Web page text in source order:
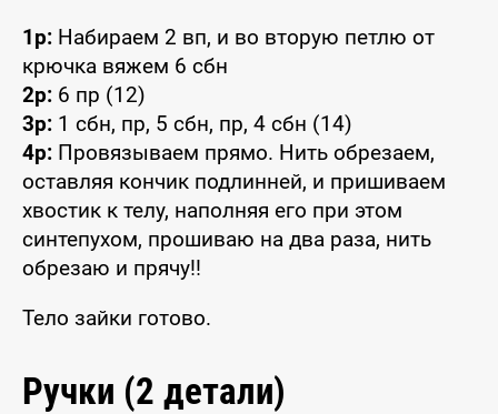
1р: Набираем 2 вп, и во вторую петлю от
крючка вяжем 6 сбн
2р: 6 пр (12)
3р: 1 сбн, пр, 5 сбн, пр, 4 сбн (14)
4р: Провязываем прямо. Нить обрезаем,
оставляя кончик подлинней, и пришиваем
хвостик к телу, наполняя его при этом
синтепухом, прошиваю на два раза, нить
обрезаю и прячу!!
Тело зайки готово.
Ручки (2 детали)